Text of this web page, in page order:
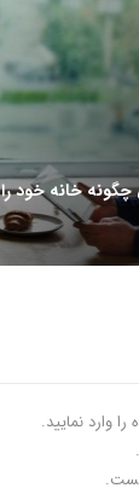
خانه خود را
وارد نمایید.